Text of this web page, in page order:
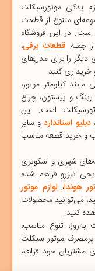
یدکی موتورسیکلت
سال سابقه، مجموعه‌ای متنوع از قطعات
است. در این فروشگاه
جمله قطعات برقی،
دیگر را برای مدل‌های
کنید.
مانندکیلومتر موتور،
رینگ و پیستون، چراغ
است. این
،دبلیو استانداردو سایر
و خرید قطعه مناسب
شهری و اسکوتری
‌تیزرو فراهم شده
هوندا،لوازم موتور
می‌توانید محصولات
کنید.
تنوع مناسب،
موتور سیکلت
مشتریان خود فراهم